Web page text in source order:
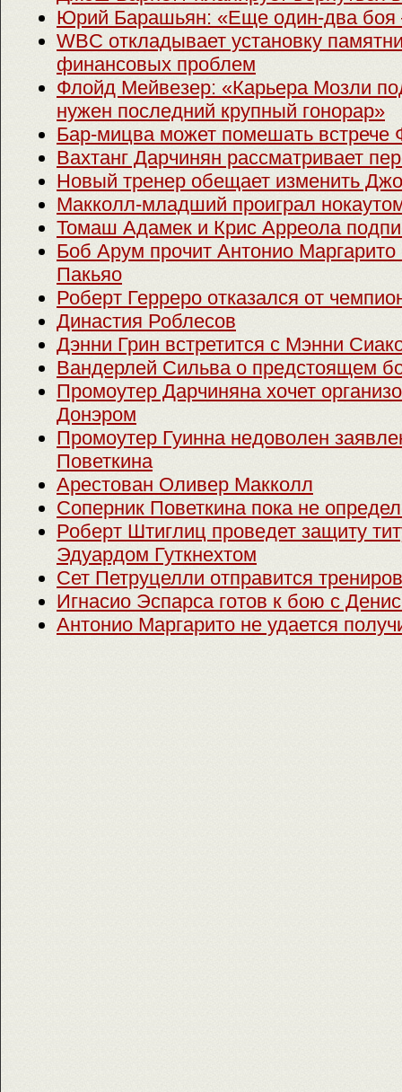
Юрий Барашьян: «Еще один-два боя
WBC откладывает установку
финансовых проблем
Флойд Мейвезер: «Карьера Мозли
нужен последний крупный гонорар»
Бар-мицва может помешать встрече
Вахтанг Дарчинян рассматривает
Новый тренер обещает изменить
Макколл-младший проиграл
Томаш Адамек и Крис Арреола
Боб Арум прочит Антонио
Пакьяо
Роберт Герреро отказался от
Династия Роблесов
Дэнни Грин встретится с Мэнни
Вандерлей Сильва о предстоящем
Промоутер Дарчиняна хочет
Донэром
Промоутер Гуинна недоволен
Поветкина
Арестован Оливер Макколл
Соперник Поветкина пока не
Роберт Штиглиц проведет защиту
Эдуардом Гуткнехтом
Сет Петруцелли отправится
Игнасио Эспарса готов к бою с
Антонио Маргарито не удается